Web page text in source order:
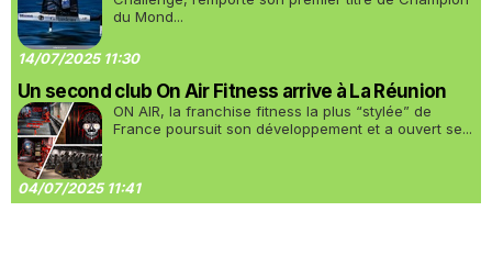
du Mond...
14/07/2025 11:30
Un second club On Air Fitness arrive à La Réunion
ON AIR, la franchise fitness la plus “stylée” de
France poursuit son développement et a ouvert se...
04/07/2025 11:41